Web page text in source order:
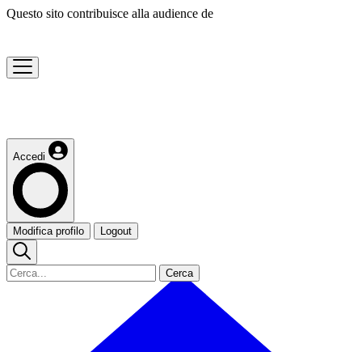
Questo sito contribuisce alla audience de
Accedi
Modifica profilo Logout
Cerca